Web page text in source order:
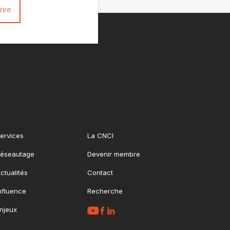
La CNCI
Devenir membre
Contact
Recherche